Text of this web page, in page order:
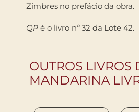
Zimbres no prefácio da obra.
QP é o livro nº 32 da Lote 42.
OUTROS LIVROS
MANDARINA